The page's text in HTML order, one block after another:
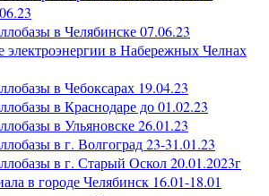
в Челябинске 07.06.23
электроэнергии в Набережных Челнах
в Чебоксарах 19.04.23
в Краснодаре до 01.02.23
в Ульяновске 26.01.23
в г. Волгоград 23-31.01.23
в г. Старый Оскол 20.01.2023г
в городе Челябинск 16.01-18.01